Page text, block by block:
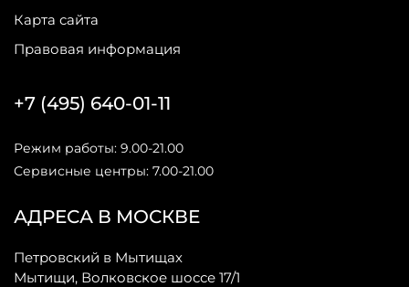
Карта сайта
Правовая информация
АДРЕСА В МОСКВЕ
Петровский в Мытищах
Мытищи, Волковское шоссе 17/1
+7 (495) 640-01-11
Режим работы: 9.00-21.00
Сервисные центры: 7.00-21.00